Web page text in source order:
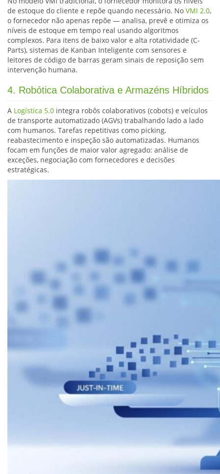
de estoque do cliente e repõe quando necessário. No VMI 2.0,
o fornecedor não apenas repõe — analisa, prevê e otimiza os
níveis de estoque em tempo real usando algoritmos
complexos. Para itens de baixo valor e alta rotatividade (C-
Parts), sistemas de Kanban Inteligente com sensores e
leitores de código de barras geram sinais de reposição sem
intervenção humana.
4. Robótica Colaborativa e Armazéns Híbridos
A Logística 5.0 integra robôs colaborativos (cobots) e veículos
de transporte automatizado (AGVs) trabalhando lado a lado
com humanos. Tarefas repetitivas como picking,
reabastecimento e inspeção são automatizadas. Humanos
focam em funções de maior valor agregado: análise de
exceções, negociação com fornecedores e decisões
estratégicas.